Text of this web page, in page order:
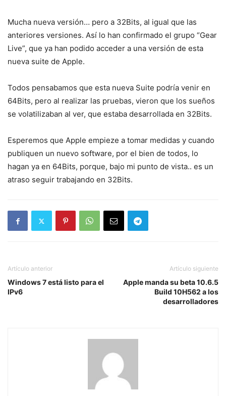
Mucha nueva versión… pero a 32Bits, al igual que las
anteriores versiones. Así lo han confirmado el grupo “Gear
Live”, que ya han podido acceder a una versión de esta
nueva suite de Apple.
Todos pensabamos que esta nueva Suite podría venir en
64Bits, pero al realizar las pruebas, vieron que los sueños
se volatilizaban al ver, que estaba desarrollada en 32Bits.
Esperemos que Apple empieze a tomar medidas y cuando
publiquen un nuevo software, por el bien de todos, lo
hagan ya en 64Bits, porque, bajo mi punto de vista.. es un
atraso seguir trabajando en 32Bits.
Artículo anterior
Windows 7 está listo para el
IPv6
Artículo siguiente
Apple manda su beta 10.6.5
Build 10H562 a los
desarrolladores